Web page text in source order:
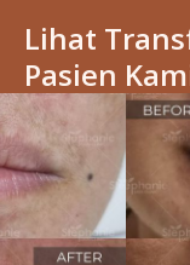
Lihat
Pasien